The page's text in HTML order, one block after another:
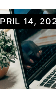
14,